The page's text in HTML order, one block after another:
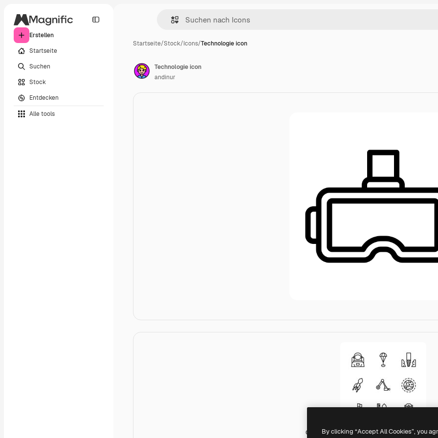
Erstellen
Startseite
Suchen
Stock
Entdecken
Alle tools
Startseite/Stock/Icons/Technologie icon
Generic outline
Technologie icon
andinur
By clicking “Accept All Cookies”, you